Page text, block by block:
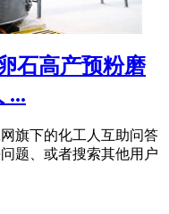
石高产预粉磨
...
旗下的化工人互助问答
题、或者搜索其他用户